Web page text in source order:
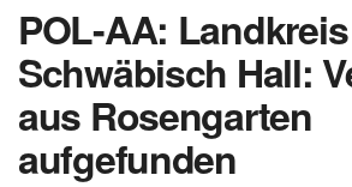
POL-AA: Landkreis
Schwäbisch Hall:
aus Rosengarten
aufgefunden